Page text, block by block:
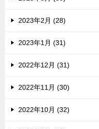
2023年2月 (28)
2023年1月 (31)
2022年12月 (31)
2022年11月 (30)
2022年10月 (32)